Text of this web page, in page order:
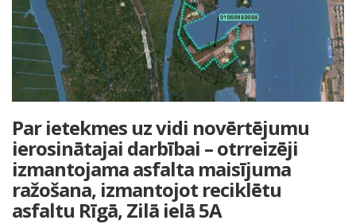
Par ietekmes uz vidi novērtējumu
ierosinātajai darbībai – otrreizēji
izmantojama asfalta maisījuma
ražošana, izmantojot reciklētu
asfaltu Rīgā, Zilā ielā 5A